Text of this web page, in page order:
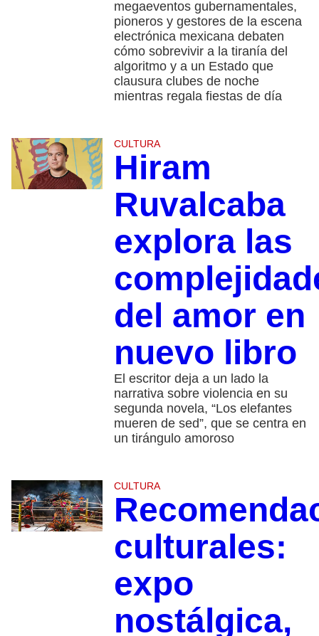
megaeventos gubernamentales,
pioneros y gestores de la escena
electrónica mexicana debaten
cómo sobrevivir a la tiranía del
algoritmo y a un Estado que
clausura clubes de noche
mientras regala fiestas de día
CULTURA
Hiram
Ruvalcaba
explora las
del amor en
nuevo libro
El escritor deja a un lado la
narrativa sobre violencia en su
segunda novela, “Los elefantes
mueren de sed”, que se centra en
un tirángulo amoroso
CULTURA
culturales:
expo
nostálgica,